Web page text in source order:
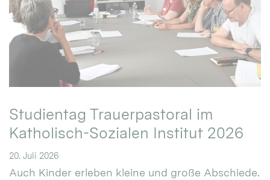
Studientag Trauerpastoral im
Katholisch-Sozialen Institut 2026
20. Juli 2026
Auch Kinder erleben kleine und große Abschiede.